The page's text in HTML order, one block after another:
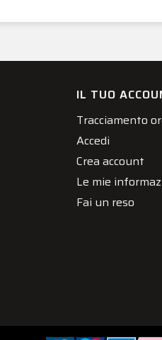
IL TUO
Tracciamento
Accedi
Crea account
Le mie
Fai un reso